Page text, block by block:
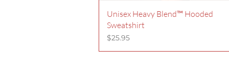
Unisex Heavy Blend™ Hooded
Sweatshirt
Precio
$25.95